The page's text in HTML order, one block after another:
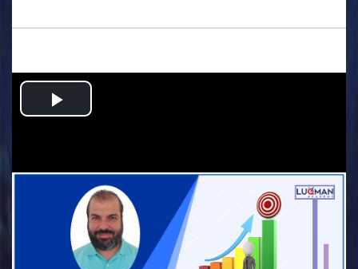
Play